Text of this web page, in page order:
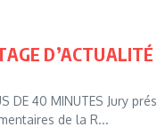
DE 40 MINUTES Jury
de la R...